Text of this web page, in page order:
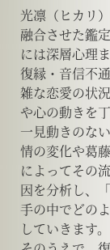
光凛（ヒカリ
融合させた鑑
には深層心理
復縁・音信不
雑な恋愛の状
や心の動きを
一見動きのな
情の変化や葛
によってその
因を分析し、
手の中でどの
していきます。